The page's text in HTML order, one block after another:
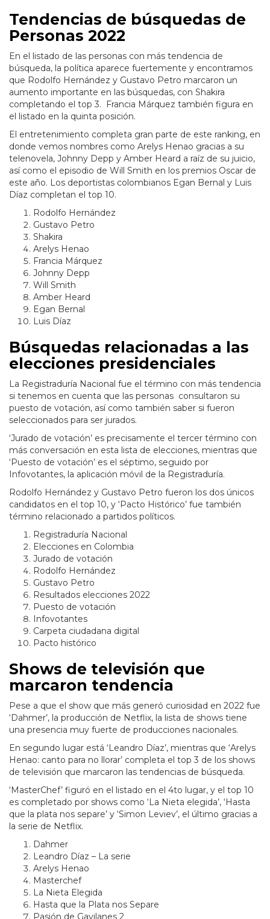
Tendencias de búsquedas de
Personas 2022
En el listado de las personas con más tendencia de
búsqueda, la política aparece fuertemente y encontramos
que Rodolfo Hernández y Gustavo Petro marcaron un
aumento importante en las búsquedas, con Shakira
completando el top 3. Francia Márquez también figura en
el listado en la quinta posición.
El entretenimiento completa gran parte de este ranking, en
donde vemos nombres como Arelys Henao gracias a su
telenovela, Johnny Depp y Amber Heard a raíz de su juicio,
así como el episodio de Will Smith en los premios Oscar de
este año. Los deportistas colombianos Egan Bernal y Luis
Díaz completan el top 10.
Rodolfo Hernández
Gustavo Petro
Shakira
Arelys Henao
Francia Márquez
Johnny Depp
Will Smith
Amber Heard
Egan Bernal
Luis Díaz
Búsquedas relacionadas a las
elecciones presidenciales
La Registraduría Nacional fue el término con más tendencia
si tenemos en cuenta que las personas consultaron su
puesto de votación, así como también saber si fueron
seleccionados para ser jurados.
‘Jurado de votación’ es precisamente el tercer término con
más conversación en esta lista de elecciones, mientras que
‘Puesto de votación’ es el séptimo, seguido por
Infovotantes, la aplicación móvil de la Registraduría.
Rodolfo Hernández y Gustavo Petro fueron los dos únicos
candidatos en el top 10, y ‘Pacto Histórico’ fue también
término relacionado a partidos políticos.
Registraduría Nacional
Elecciones en Colombia
Jurado de votación
Rodolfo Hernández
Gustavo Petro
Resultados elecciones 2022
Puesto de votación
Infovotantes
Carpeta ciudadana digital
Pacto histórico
Shows de televisión que
marcaron tendencia
Pese a que el show que más generó curiosidad en 2022 fue
‘Dahmer’, la producción de Netflix, la lista de shows tiene
una presencia muy fuerte de producciones nacionales.
En segundo lugar está ‘Leandro Díaz’, mientras que ‘Arelys
Henao: canto para no llorar’ completa el top 3 de los shows
de televisión que marcaron las tendencias de búsqueda.
‘MasterChef’ figuró en el listado en el 4to lugar, y el top 10
es completado por shows como ‘La Nieta elegida’, ‘Hasta
que la plata nos separe’ y ‘Simon Leviev’, el último gracias a
la serie de Netflix.
Dahmer
Leandro Díaz – La serie
Arelys Henao
Masterchef
La Nieta Elegida
Hasta que la Plata nos Separe
Pasión de Gavilanes 2